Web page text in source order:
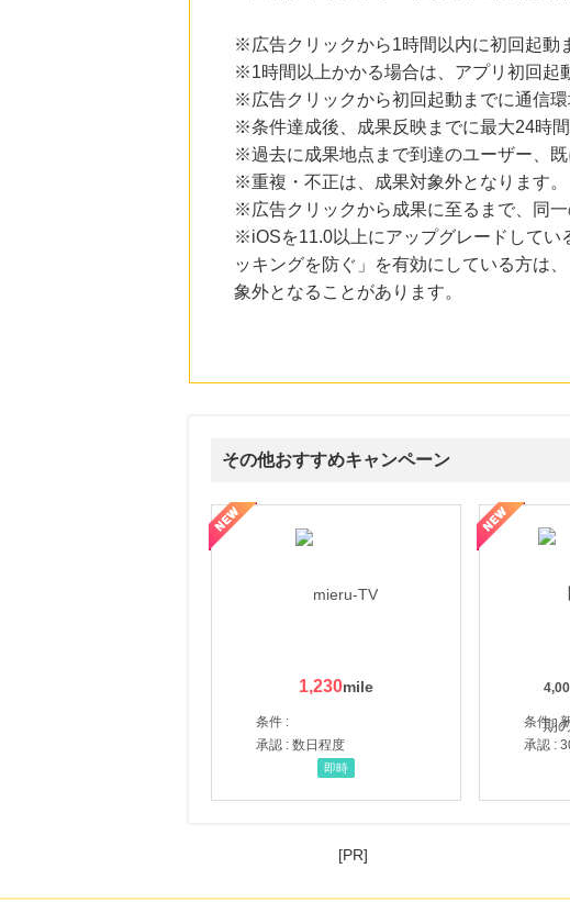
※広告クリックから1時間以内に初回起動
※1時間以上かかる場合は、アプリ初回起
※広告クリックから初回起動までに通信
※条件達成後、成果反映までに最大24時間
※過去に成果地点まで到達のユーザー、
※重複・不正は、成果対象外となります。
※広告クリックから成果に至るまで、同
※iOSを11.0以上にアップグレードして
ッキングを防ぐ」を有効にしている方は
象外となることがあります。
その他おすすめキャンペーン
1,230
条件 :
承認 : 数日程度
即時
条件 :
承認 :
【LOJEL公式サイト】スーツケース・バッグ
【ロデオドライブ】創業70年の信頼と
[PR]